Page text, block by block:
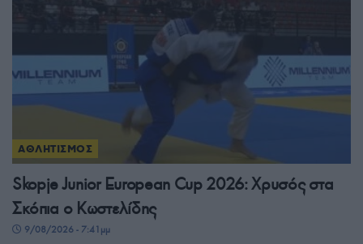
ΑΘΛΗΤΙΣΜΟΣ
Skopje Junior European Cup 2026: Χρυσός στα
Σκόπια ο Κωστελίδης
9/08/2026 - 7:41μμ